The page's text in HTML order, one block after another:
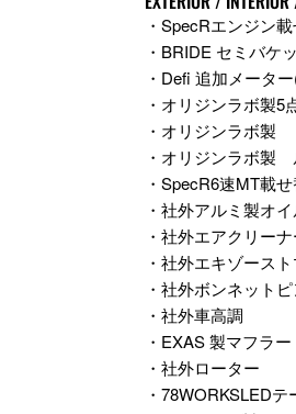
・SpecRエンジン載
・BRIDE セミバケ
・Defi 追加メータ
・オリジンラボ製
・オリジンラボ製
・オリジンラボ製
・SpecR6速MT載せ
・社外アルミ製オ
・社外エアクリー
・社外エキゾース
・社外ボンネット
・社外車高調
・EXAS 製マフラー
・社外ローター
・78WORKSLEDテ